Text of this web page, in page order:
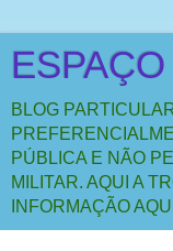
BLOG
PÚBLICA E NÃO
MILITAR. AQUI A
INFORMAÇÃO